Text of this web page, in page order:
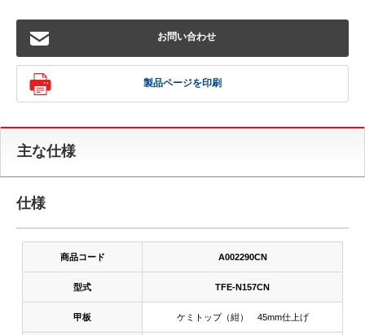
お問い合わせ
製品ページを印刷
主な仕様
仕様
商品コード A002290CN
型式 TFE-N157CN
甲板 ケミトップ（紺） 45mm仕上げ